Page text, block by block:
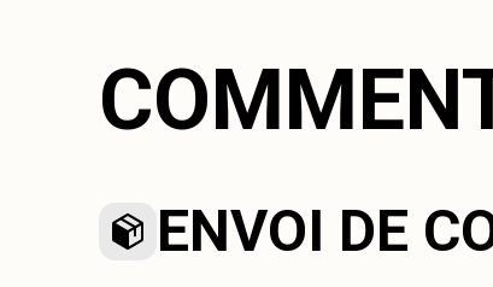
ENVOI DE